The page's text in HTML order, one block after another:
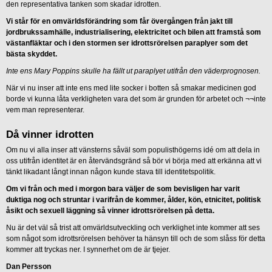
den representativa tanken som skadar idrotten.
Vi står för en omvärldsförändring som får övergången från jakt till
jordbrukssamhälle, industrialisering, elektricitet och bilen att framstå som
västanfläktar och i den stormen ser idrottsrörelsen paraplyer som det
bästa skyddet.
Inte ens Mary Poppins skulle ha fällt ut paraplyet utifrån den väderprognosen.
När vi nu inser att inte ens med lite socker i botten så smakar medicinen god
borde vi kunna låta verkligheten vara det som är grunden för arbetet och ¬¬inte
vem man representerar.
Då vinner idrotten
Om nu vi alla inser att vänsterns såväl som populisthögerns idé om att dela in
oss utifrån identitet är en återvändsgränd så bör vi börja med att erkänna att vi
tänkt likadant långt innan någon kunde stava till identitetspolitik.
Om vi från och med i morgon bara väljer de som bevisligen har varit
duktiga nog och struntar i varifrån de kommer, ålder, kön, etnicitet, politisk
åsikt och sexuell läggning så vinner idrottsrörelsen på detta.
Nu är det väl så trist att omvärldsutveckling och verklighet inte kommer att ses
som något som idrottsrörelsen behöver ta hänsyn till och de som slåss för detta
kommer att tryckas ner. I synnerhet om de är tjejer.
Dan Persson